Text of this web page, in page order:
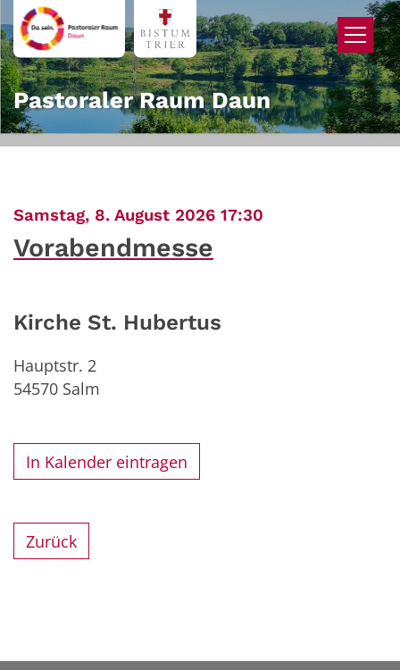
Zum Inhalt springen
Pastoraler Raum Daun
Samstag, 8. August 2026 17:30
Vorabendmesse
Kirche St. Hubertus
Hauptstr. 2
54570 Salm
In Kalender eintragen
Zurück